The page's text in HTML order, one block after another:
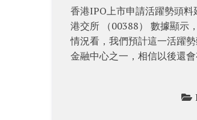
香港IPO上市申請活躍勢頭
港交所 （00388） 數據顯示
情況看，我們預計這一活躍
金融中心之一，相信以後還會